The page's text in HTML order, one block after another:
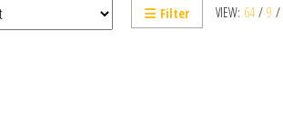
VIEW: 64 / 9 /
Filter